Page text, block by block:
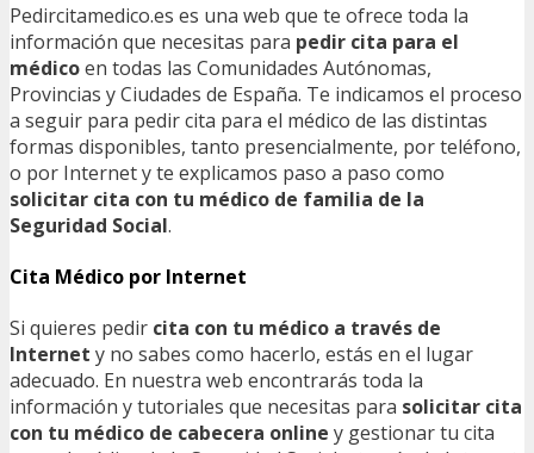
Pedircitamedico.es es una web que te ofrece toda la
información que necesitas para pedir cita para el
médicoen todas las Comunidades Autónomas,
Provincias y Ciudades de España. Te indicamos el proceso
a seguir para pedir cita para el médico de las distintas
formas disponibles, tanto presencialmente, por teléfono,
o por Internet y te explicamos paso a paso como
solicitar cita con tu médico de familia de la
Seguridad Social.
Cita Médico por Internet
Si quieres pedir cita con tu médico a través de
Internet y no sabes como hacerlo, estás en el lugar
adecuado. En nuestra web encontrarás toda la
información y tutoriales que necesitas para solicitar cita
con tu médico de cabecera online y gestionar tu cita